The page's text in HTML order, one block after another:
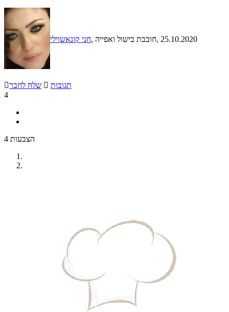
חני קונאשוילי , חובבת בישול ואפייה, 25.10.2020
שלח לחבר  תגובות
4
4 הצבעות